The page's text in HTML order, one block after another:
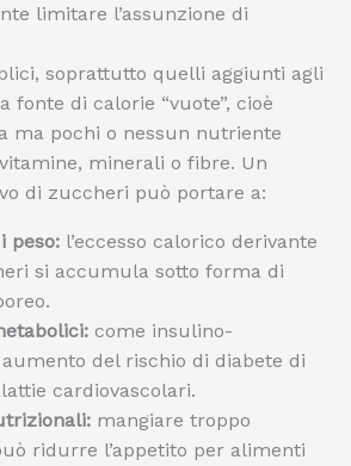
limitare l’assunzione di
soprattutto quelli aggiunti agli
fonte di calorie “vuote”, cioè
ma pochi o nessun nutriente
minerali o fibre. Un
di zuccheri può portare a:
peso: l’eccesso calorico derivante
si accumula sotto forma di
come insulino-
del rischio di diabete di
cardiovascolari.
mangiare troppo
ridurre l’appetito per alimenti